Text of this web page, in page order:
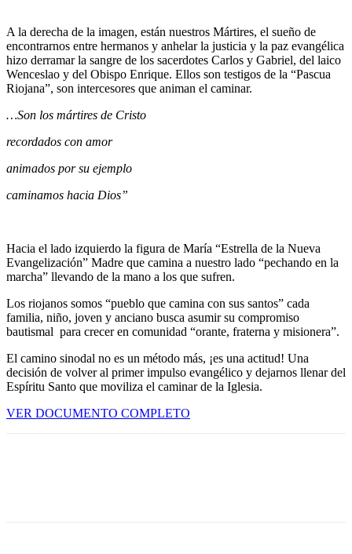
A la derecha de la imagen, están nuestros Mártires, el sueño de
encontrarnos entre hermanos y anhelar la justicia y la paz evangélica
hizo derramar la sangre de los sacerdotes Carlos y Gabriel, del laico
Wenceslao y del Obispo Enrique. Ellos son testigos de la “Pascua
Riojana”, son intercesores que animan el caminar.
…Son los mártires de Cristo
recordados con amor
animados por su ejemplo
caminamos hacia Dios”
Hacia el lado izquierdo la figura de María “Estrella de la Nueva
Evangelización” Madre que camina a nuestro lado “pechando en la
marcha” llevando de la mano a los que sufren.
Los riojanos somos “pueblo que camina con sus santos” cada
familia, niño, joven y anciano busca asumir su compromiso
bautismal para crecer en comunidad “orante, fraterna y misionera”.
El camino sinodal no es un método más, ¡es una actitud! Una
decisión de volver al primer impulso evangélico y dejarnos llenar del
Espíritu Santo que moviliza el caminar de la Iglesia.
VER DOCUMENTO COMPLETO